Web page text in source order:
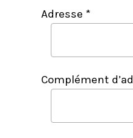
Adresse *
Complément